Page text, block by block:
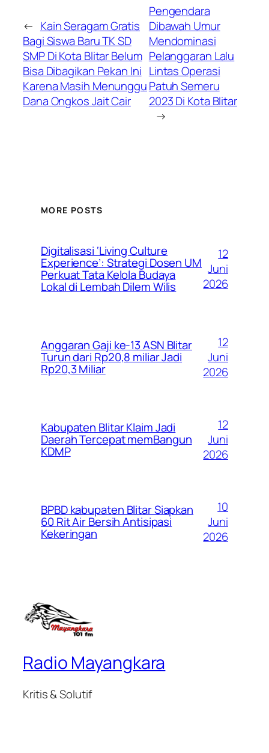
← Kain Seragam Gratis
Bagi Siswa Baru TK SD
SMP Di Kota Blitar Belum
Bisa Dibagikan Pekan Ini
Karena Masih Menunggu
Dana Ongkos Jait Cair
Pengendara
Dibawah Umur
Mendominasi
Pelanggaran Lalu
Lintas Operasi
Patuh Semeru
2023 Di Kota Blitar
→
MORE POSTS
Digitalisasi ‘Living Culture
Experience’: Strategi Dosen UM
Perkuat Tata Kelola Budaya
Lokal di Lembah Dilem Wilis
12
Juni
2026
Anggaran Gaji ke-13 ASN Blitar
Turun dari Rp20,8 miliar Jadi
Rp20,3 Miliar
12
Juni
2026
Kabupaten Blitar Klaim Jadi
Daerah Tercepat memBangun
KDMP
12
Juni
2026
BPBD kabupaten Blitar Siapkan
60 Rit Air Bersih Antisipasi
Kekeringan
10
Juni
2026
Radio Mayangkara
Kritis & Solutif